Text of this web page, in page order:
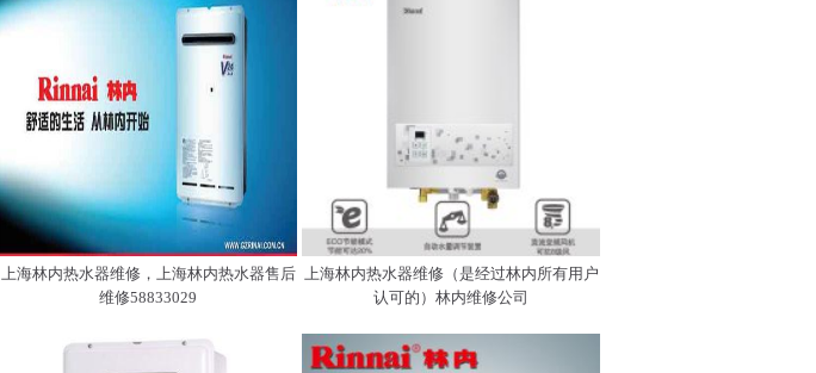
上海林内热水器维修，上海林内热水器售后
维修58833029
上海林内热水器维修（是经过林内所有用户
认可的）林内维修公司